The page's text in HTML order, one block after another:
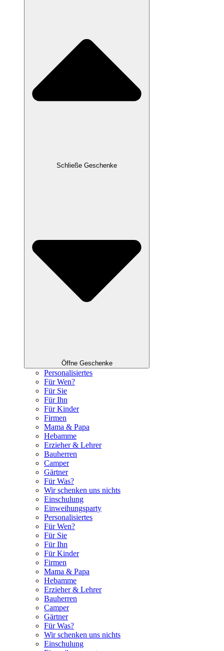
Schließe Geschenke
Öffne Geschenke
Personalisiertes
Für Wen?
Für Sie
Für Ihn
Für Kinder
Firmen
Mama & Papa
Hebamme
Erzieher & Lehrer
Bauherren
Camper
Gärtner
Für Was?
Wir schenken uns nichts
Einschulung
Einweihungsparty
Personalisiertes
Für Wen?
Für Sie
Für Ihn
Für Kinder
Firmen
Mama & Papa
Hebamme
Erzieher & Lehrer
Bauherren
Camper
Gärtner
Für Was?
Wir schenken uns nichts
Einschulung